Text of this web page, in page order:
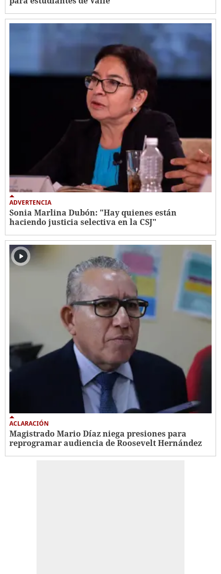
ADVERTENCIA
Sonia Marlina Dubón: "Hay quienes están
haciendo justicia selectiva en la CSJ"
ACLARACIÓN
Magistrado Mario Díaz niega presiones para
reprogramar audiencia de Roosevelt Hernández